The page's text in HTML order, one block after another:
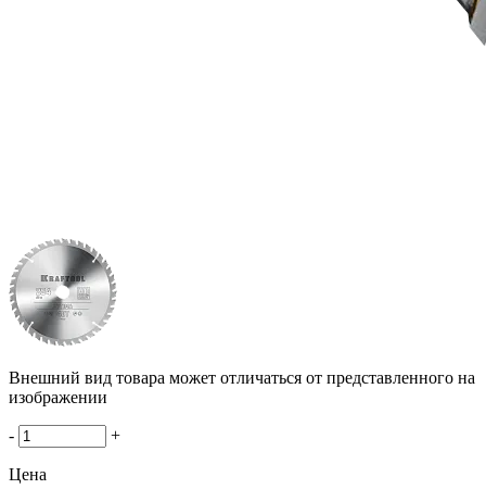
Внешний вид товара может отличаться от представленного на
изображении
- +
Цена